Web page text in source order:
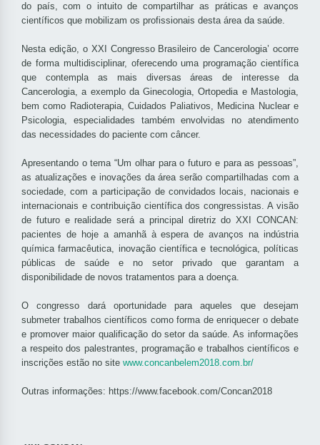
do país, com o intuito de compartilhar as práticas e avanços
científicos que mobilizam os profissionais desta área da saúde.
Nesta edição, o XXI Congresso Brasileiro de Cancerologia’ ocorre
de forma multidisciplinar, oferecendo uma programação científica
que contempla as mais diversas áreas de interesse da
Cancerologia, a exemplo da Ginecologia, Ortopedia e Mastologia,
bem como Radioterapia, Cuidados Paliativos, Medicina Nuclear e
Psicologia, especialidades também envolvidas no atendimento
das necessidades do paciente com câncer.
Apresentando o tema “Um olhar para o futuro e para as pessoas”,
as atualizações e inovações da área serão compartilhadas com a
sociedade, com a participação de convidados locais, nacionais e
internacionais e contribuição científica dos congressistas. A visão
de futuro e realidade será a principal diretriz do XXI CONCAN:
pacientes de hoje a amanhã à espera de avanços na indústria
química farmacêutica, inovação científica e tecnológica, políticas
públicas de saúde e no setor privado que garantam a
disponibilidade de novos tratamentos para a doença.
O congresso dará oportunidade para aqueles que desejam
submeter trabalhos científicos como forma de enriquecer o debate
e promover maior qualificação do setor da saúde. As informações
a respeito dos palestrantes, programação e trabalhos científicos e
inscrições estão no site www.concanbelem2018.com.br/
Outras informações: https://www.facebook.com/Concan2018